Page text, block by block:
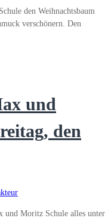
den Weihnachtsbaum
verschönern. Den
und
den
und Moritz Schule alles unter